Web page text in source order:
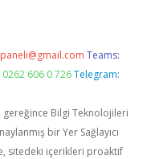
Teams:
606 0 726 Telegram:
gereğince Bilgi Teknolojileri
bir Yer Sağlayıcı
sitedeki içerikleri proaktif